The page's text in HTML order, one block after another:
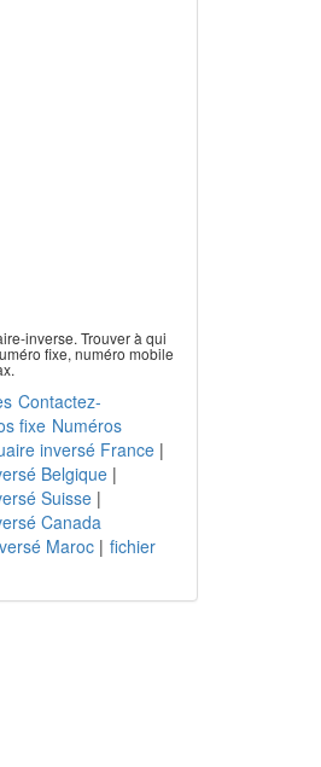
inverse. Trouver à qui
fixe, numéro mobile
Contactez-
fixe Numéros
inversé France|
Belgique|
Suisse|
Canada
Maroc| fichier